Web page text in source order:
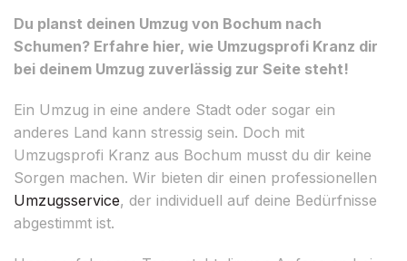
Du planst deinen Umzug von Bochum nach
Schumen? Erfahre hier, wie Umzugsprofi Kranz dir
bei deinem Umzug zuverlässig zur Seite steht!
Ein Umzug in eine andere Stadt oder sogar ein
anderes Land kann stressig sein. Doch mit
Umzugsprofi Kranz aus Bochum musst du dir keine
Sorgen machen. Wir bieten dir einen professionellen
Umzugsservice, der individuell auf deine Bedürfnisse
abgestimmt ist.